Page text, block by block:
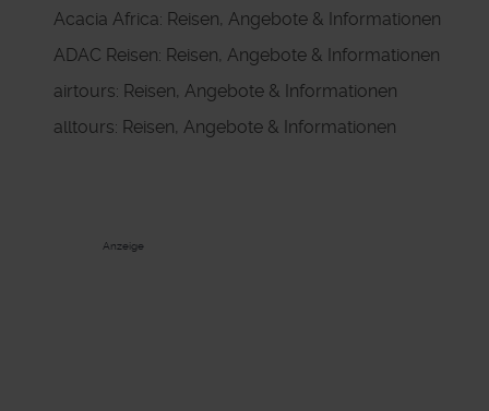
Acacia Africa: Reisen, Angebote & Informationen
ADAC Reisen: Reisen, Angebote & Informationen
airtours: Reisen, Angebote & Informationen
alltours: Reisen, Angebote & Informationen
Anzeige